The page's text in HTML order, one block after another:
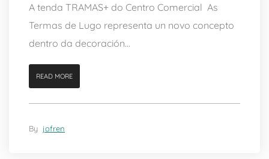
A tenda TRAMAS+ do Centro Comercial As
Termas de Lugo representa un novo concepto
dentro da decoración...
READ MORE
By jofren